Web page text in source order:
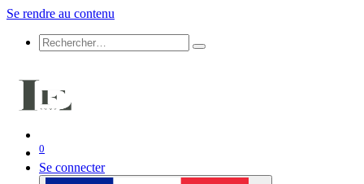
Se rendre au contenu
0
Se connecter